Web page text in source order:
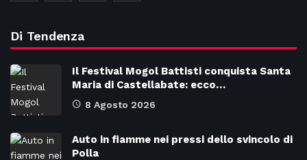
Di Tendenza
Il Festival Mogol Battisti conquista Santa
Maria di Castellabate: ecco…
8 Agosto 2026
Auto in fiamme nei pressi dello svincolo di
Polla